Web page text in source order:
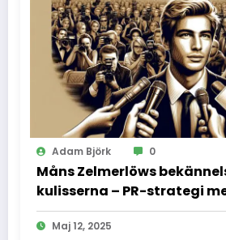
Adam Björk 0
Måns Zelmerlöws
kulisserna – PR-strategi
och vad vi inte fick se
Maj 12, 2025